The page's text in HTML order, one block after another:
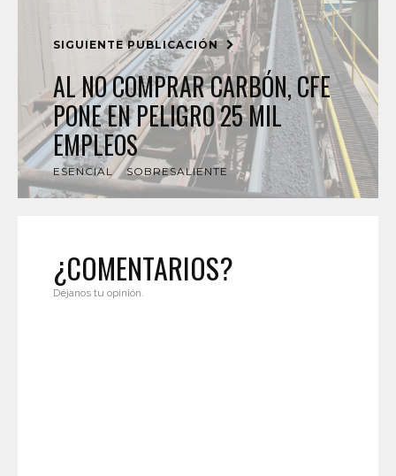
SIGUIENTE PUBLICACIÓN
AL NO COMPRAR CARBÓN, CFE
PONE EN PELIGRO 25 MIL
EMPLEOS
ESENCIAL SOBRESALIENTE
¿COMENTARIOS?
Déjanos tu opinión.